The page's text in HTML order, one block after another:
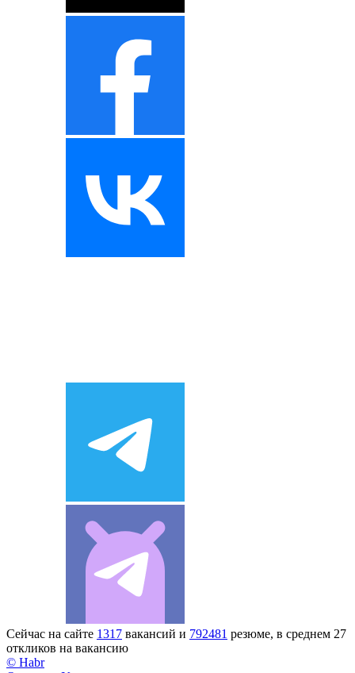
Сейчас на сайте 1317 вакансий и 792481 резюме, в среднем 27
откликов на вакансию
© Habr